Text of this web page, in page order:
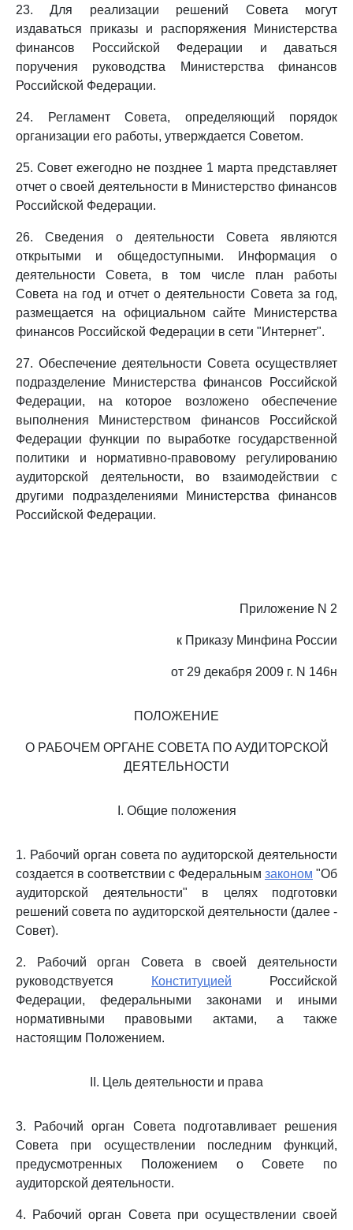
23. Для реализации решений Совета могут
издаваться приказы и распоряжения Министерства
финансов Российской Федерации и даваться
поручения руководства Министерства финансов
Российской Федерации.
24. Регламент Совета, определяющий порядок
организации его работы, утверждается Советом.
25. Совет ежегодно не позднее 1 марта представляет
отчет о своей деятельности в Министерство финансов
Российской Федерации.
26. Сведения о деятельности Совета являются
открытыми и общедоступными. Информация о
деятельности Совета, в том числе план работы
Совета на год и отчет о деятельности Совета за год,
размещается на официальном сайте Министерства
финансов Российской Федерации в сети "Интернет".
27. Обеспечение деятельности Совета осуществляет
подразделение Министерства финансов Российской
Федерации, на которое возложено обеспечение
выполнения Министерством финансов Российской
Федерации функции по выработке государственной
политики и нормативно-правовому регулированию
аудиторской деятельности, во взаимодействии с
другими подразделениями Министерства финансов
Российской Федерации.
Приложение N 2
к Приказу Минфина России
от 29 декабря 2009 г. N 146н
ПОЛОЖЕНИЕ
О РАБОЧЕМ ОРГАНЕ СОВЕТА ПО АУДИТОРСКОЙ
ДЕЯТЕЛЬНОСТИ
I. Общие положения
1. Рабочий орган совета по аудиторской деятельности
создается в соответствии с Федеральным законом "Об
аудиторской деятельности" в целях подготовки
решений совета по аудиторской деятельности (далее -
Совет).
2. Рабочий орган Совета в своей деятельности
руководствуется
Конституцией Российской
Федерации, федеральными законами и иными
нормативными правовыми актами, а также
настоящим Положением.
II. Цель деятельности и права
3. Рабочий орган Совета подготавливает решения
Совета при осуществлении последним функций,
предусмотренных Положением о Совете по
аудиторской деятельности.
4. Рабочий орган Совета при осуществлении своей